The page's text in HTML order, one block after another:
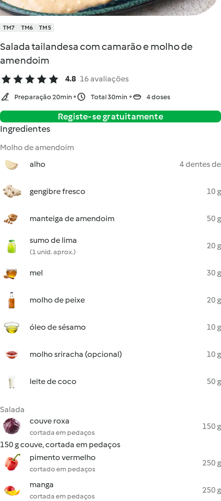
TM7 TM6 TM5
Salada tailandesa com camarão e molho de
amendoim
4.8 16 avaliações
Preparação 20min Total 30min 4 doses
Registe-se gratuitamente
Ingredientes
Molho de amendoim
alho
4 dentes de
gengibre fresco 10 g
manteiga de amendoim 50 g
sumo de lima
(1 unid. aprox.)
20 g
mel 30 g
molho de peixe 20 g
óleo de sésamo 10 g
molho sriracha (opcional) 10 g
leite de coco 50 g
Salada
couve roxa
cortada em pedaços
150 g
150 g couve, cortada em pedaços
pimento vermelho
cortado em pedaços
250 g
manga
cortada em pedaços
250 g